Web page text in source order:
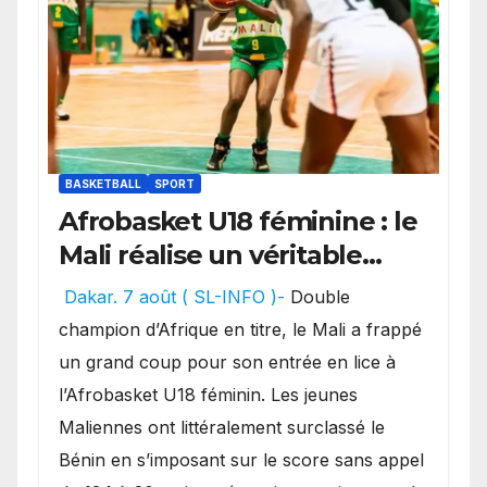
BASKETBALL SPORT
Afrobasket U18 féminine : le
Mali réalise un véritable
festival offensif et inflige
une lourde défaite au
Bénin.
Dakar. 7 août ( SL-INFO )- Double
champion d’Afrique en titre, le Mali a frappé
un grand coup pour son entrée en lice à
l’Afrobasket U18 féminin. Les jeunes
Maliennes ont littéralement surclassé le
Bénin en s’imposant sur le score sans appel